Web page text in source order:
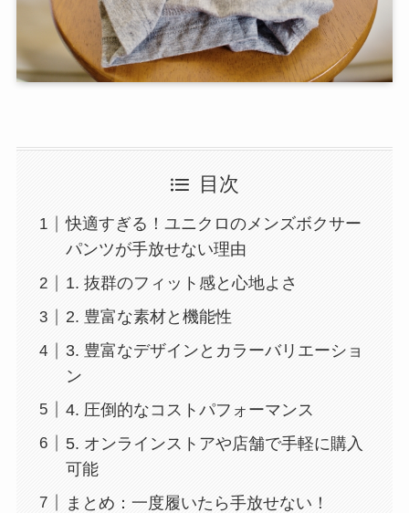
目次
快適すぎる！ユニクロのメンズボクサー
パンツが手放せない理由
1. 抜群のフィット感と心地よさ
2. 豊富な素材と機能性
3. 豊富なデザインとカラーバリエーショ
ン
4. 圧倒的なコストパフォーマンス
5. オンラインストアや店舗で手軽に購入
可能
まとめ：一度履いたら手放せない！